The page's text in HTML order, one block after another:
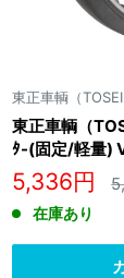
東正車輌（TOSEI
東正車輌（
ﾀ-(固定/軽量)
販
売
価
格
5,336円
常
在庫あり